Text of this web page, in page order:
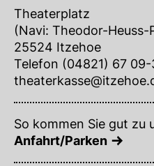
Theaterplatz
(Navi: Theodor-Heuss-
25524 Itzehoe
Telefon (04821) 67 09-
So kommen Sie gut zu
Anfahrt/Parken